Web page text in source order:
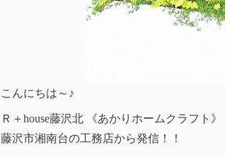
こんにちは～♪
Ｒ＋house藤沢北 《あかりホームクラフト》
藤沢市湘南台の工務店から発信！！